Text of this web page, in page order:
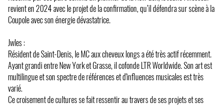
revient en 2024 avec le projet de la confirmation, qu’il défendra sur scène à la
Coupole avec son énergie dévastatrice.
Jwles :
Résident de Saint-Denis, le MC aux cheveux longs a été très actif récemment.
Ayant grandi entre New York et Grasse, il cofonde LTR Worldwide. Son art est
multilingue et son spectre de références et d'influences musicales est très
varié.
Ce croisement de cultures se fait ressentir au travers de ses projets et ses